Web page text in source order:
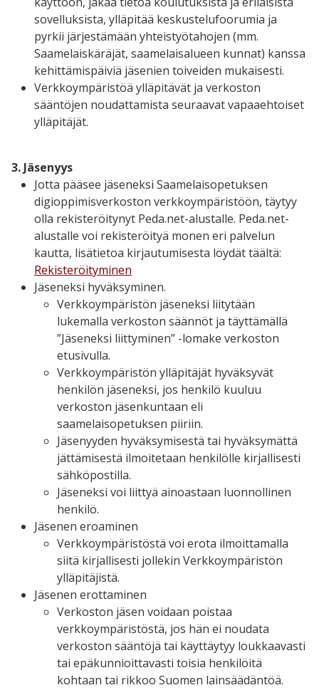
sovelluksista, ylläpitää keskustelufoorumia ja
pyrkii järjestämään yhteistyötahojen (mm.
Saamelaiskäräjät, saamelaisalueen kunnat) kanssa
kehittämispäiviä jäsenien toiveiden mukaisesti.
Verkkoympäristöä ylläpitävät ja verkoston
sääntöjen noudattamista seuraavat vapaaehtoiset
ylläpitäjät.
3. Jäsenyys
Jotta pääsee jäseneksi Saamelaisopetuksen
digioppimisverkoston verkkoympäristöön, täytyy
olla rekisteröitynyt Peda.net-alustalle. Peda.net-
alustalle voi rekisteröityä monen eri palvelun
kautta, lisätietoa kirjautumisesta löydät täältä:
Rekisteröityminen
Jäseneksi hyväksyminen.
Verkkoympäristön jäseneksi liitytään
lukemalla verkoston säännöt ja täyttämällä
”Jäseneksi liittyminen” -lomake verkoston
etusivulla.
Verkkoympäristön ylläpitäjät hyväksyvät
henkilön jäseneksi, jos henkilö kuuluu
verkoston jäsenkuntaan eli
saamelaisopetuksen piiriin.
Jäsenyyden hyväksymisestä tai hyväksymättä
jättämisestä ilmoitetaan henkilölle kirjallisesti
sähköpostilla.
Jäseneksi voi liittyä ainoastaan luonnollinen
henkilö.
Jäsenen eroaminen
Verkkoympäristöstä voi erota ilmoittamalla
siitä kirjallisesti jollekin Verkkoympäristön
ylläpitäjistä.
Jäsenen erottaminen
Verkoston jäsen voidaan poistaa
verkkoympäristöstä, jos hän ei noudata
verkoston sääntöjä tai käyttäytyy loukkaavasti
tai epäkunnioittavasti toisia henkilöitä
kohtaan tai rikkoo Suomen lainsäädäntöä.